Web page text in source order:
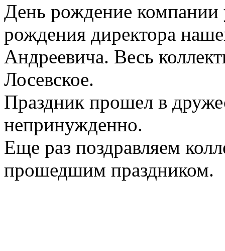
День рождение компании
рождения директора
Андреевича. Весь
Лосевское.
Праздник прошел в
непринужденно.
Еще раз поздравляем
прошедшим праздником.